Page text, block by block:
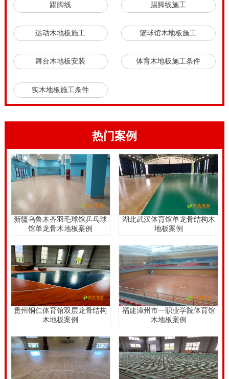
始正式的体育馆运动木地板安装啦。
踢脚线 踢脚线施工
运动木地板施工 篮球馆木地板施工
舞台木地板安装 体育木地板施工条件
实木地板施工条件
热门案例
新疆乌鲁木齐羽毛球馆乒乓球
馆单龙骨木地板案例
湖北武汉体育馆单龙骨结构木
地板案例
贵州铜仁体育馆双层龙骨结构
木地板案例
福建漳州市一职业学院体育馆
木地板案例